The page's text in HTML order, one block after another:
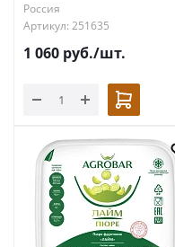
Россия
Артикул: 251635
1 060 руб./шт.